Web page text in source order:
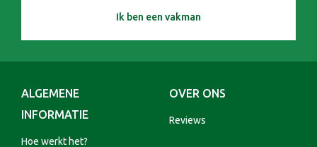
Ik ben een vakman
ALGEMENE
INFORMATIE
Hoe werkt het?
OVER ONS
Reviews